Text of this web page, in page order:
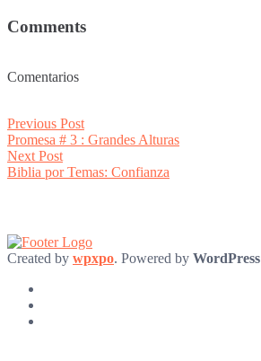
Comments
Comentarios
Post
navigation
Previous PostPrevious
post:
Promesa # 3 : Grandes Alturas
Next PostNext
post:
Biblia por Temas: Confianza
Created by wpxpo. Powered by WordPress